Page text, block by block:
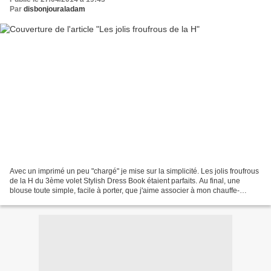
Par disbonjouraladam
Avec un imprimé un peu "chargé" je mise sur la simplicité. Les jolis froufrous
de la H du 3ème volet Stylish Dress Book étaient parfaits. Au final, une
blouse toute simple, facile à porter, que j'aime associer à mon chauffe-